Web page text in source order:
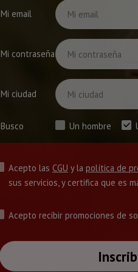
Mi email
Mi contraseña
Mi ciudad
Busco Un hombre
Acepto las CGU y la política de
sus servicios, y certifica que es
Acepto recibir promociones de